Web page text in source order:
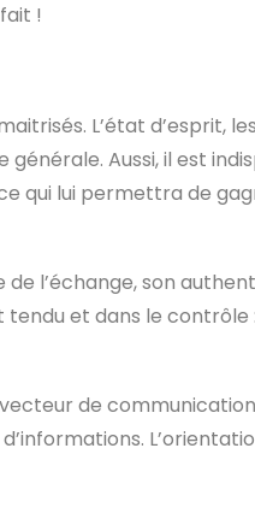
!
L’état d’esprit,
Aussi, il est
qui lui permettra de
l’échange, son
et dans le contrôle
de